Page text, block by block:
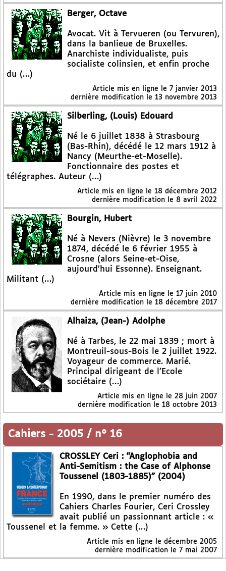
Berger, Octave
Avocat. Vit à Tervueren (ou Tervuren),
dans la banlieue de Bruxelles.
Anarchiste individualiste, puis
socialiste colinsien, et enfin proche
du (…)
Article mis en ligne le 7 janvier 2013
dernière modification le 13 novembre 2013
Silberling, (Louis) Edouard
Né le 6 juillet 1838 à Strasbourg
(Bas-Rhin), décédé le 12 mars 1912 à
Nancy (Meurthe-et-Moselle).
Fonctionnaire des postes et
télégraphes. Auteur (…)
Article mis en ligne le 18 décembre 2012
dernière modification le 8 avril 2022
Bourgin, Hubert
Né à Nevers (Nièvre) le 3 novembre
1874, décédé le 6 février 1955 à
Crosne (alors Seine-et-Oise,
aujourd’hui Essonne). Enseignant.
Militant (…)
Article mis en ligne le 17 juin 2010
dernière modification le 18 décembre 2017
Alhaiza, (Jean-) Adolphe
Né à Tarbes, le 22 mai 1839 ; mort à
Montreuil-sous-Bois le 2 juillet 1922.
Voyageur de commerce. Marié.
Principal dirigeant de l’Ecole
sociétaire (…)
Article mis en ligne le 28 juin 2007
dernière modification le 18 octobre 2013
Cahiers - 2005 / n° 16
CROSSLEY Ceri : "Anglophobia and
Anti-Semitism : the Case of Alphonse
Toussenel (1803-1885)" (2004)
En 1990, dans le premier numéro des
Cahiers Charles Fourier, Ceri Crossley
avait publié un passionnant article : «
Toussenel et la femme. » Cette (…)
Article mis en ligne le décembre 2005
dernière modification le 7 mai 2007